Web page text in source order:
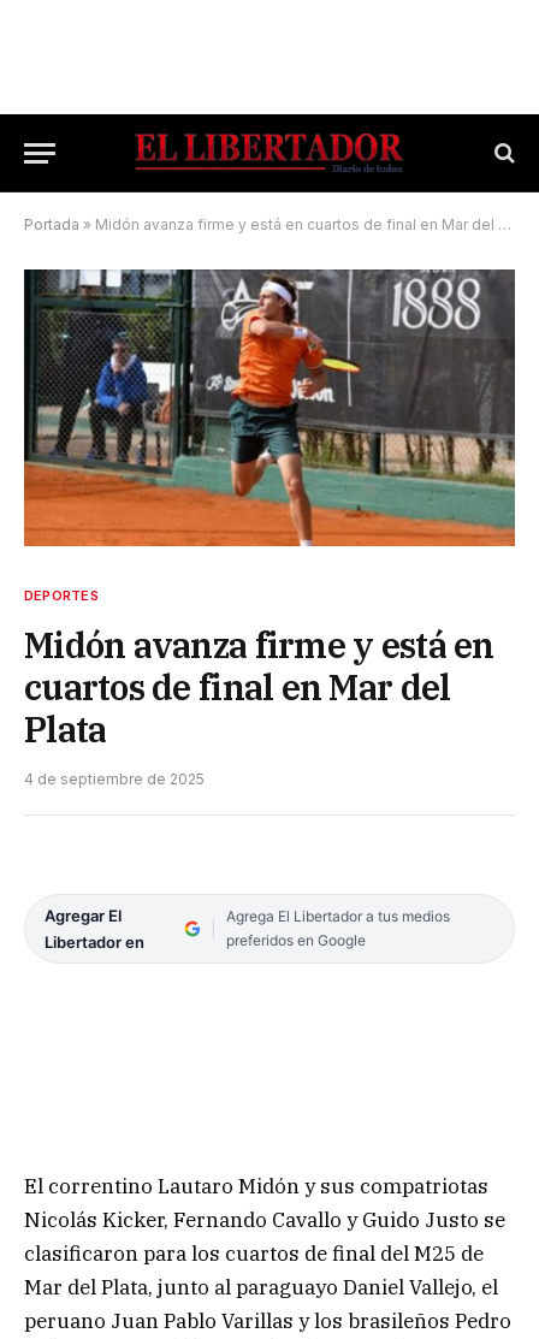
Portada » Midón avanza firme y está en cuartos de final en Mar del Plata
DEPORTES
Midón avanza firme y está en
cuartos de final en Mar del
Plata
4 de septiembre de 2025
Agregar El
Libertador en
Agrega El Libertador a tus medios
preferidos en Google
El correntino Lautaro Midón y sus compatriotas
Nicolás Kicker, Fernando Cavallo y Guido Justo se
clasificaron para los cuartos de final del M25 de
Mar del Plata, junto al paraguayo Daniel Vallejo, el
peruano Juan Pablo Varillas y los brasileños Pedro